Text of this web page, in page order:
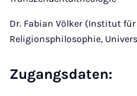
Dr. Fabian Völker (Institut
Religionsphilosophie,
Zugangsdaten: